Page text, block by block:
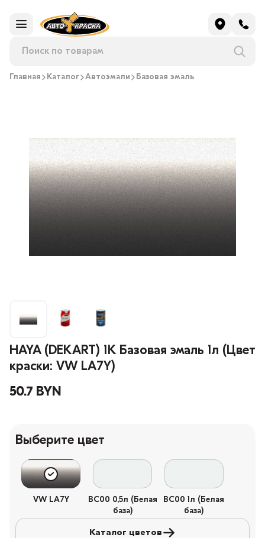
Главная Каталог Автоэмали Базовая эмаль
HAYA (DEKART) 1К Базовая эмаль 1л (Цвет
краски: VW LA7Y)
50.7 BYN
Выберите цвет
VW LA7Y
BC00 0,5л (Белая
база)
BC00 1л (Белая
база)
Каталог цветов